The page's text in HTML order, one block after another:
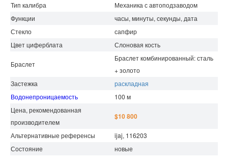
Тип калибра
Механика с автоподзаводом
Функции
часы, минуты, секунды, дата
Стекло
сапфир
Цвет циферблата
Слоновая кость
Браслет
Браслет комбинированный: сталь
+ золото
Застежка
раскладная
Водонепроницаемость
100 м
Цена, рекомендованная
производителем
$10 800
Альтернативные референсы
ijaj, 116203
Состояние
новые